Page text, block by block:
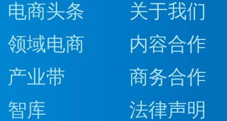
电商头条
领域电商
产业带
智库
关于我们
内容合作
商务合作
法律声明